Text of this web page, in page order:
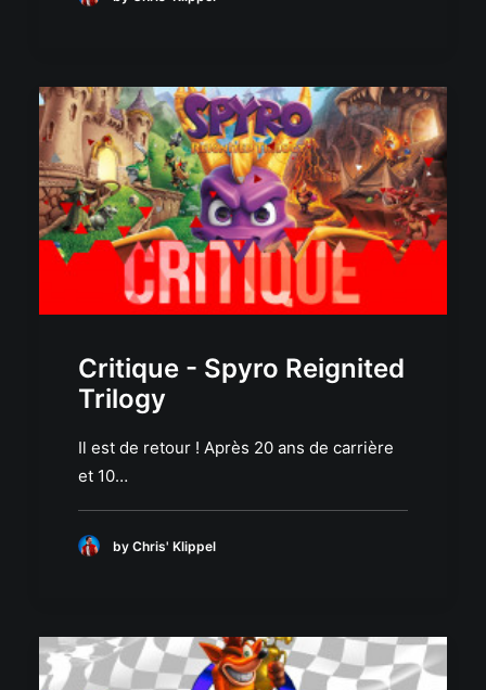
Critique - Spyro Reignited
Trilogy
Il est de retour ! Après 20 ans de carrière
et 10…
by Chris' Klippel